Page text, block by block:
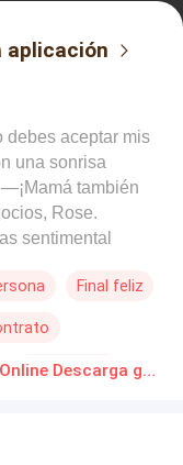
aplicación
aceptar mis
una sonrisa
también
Rose.
sentimental
a mi marido.
Rose Baxter se
exigencia de su
y además
Final feliz
Chica buena La Novia Gemela Sustituta Novelas Online Descarga gratuita de PDF